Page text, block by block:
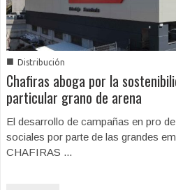
■ Distribución
Chafiras aboga por la
particular grano de arena
El desarrollo de campañas en pro
sociales por parte de las grandes
CHAFIRAS ...